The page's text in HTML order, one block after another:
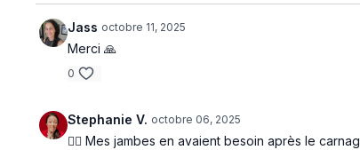
Jass octobre 11, 2025
Merci 🙏
0
Stephanie V. octobre 06, 2025
🧘‍♀️ Mes jambes en avaient besoin après le